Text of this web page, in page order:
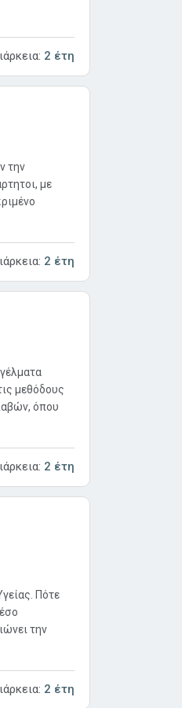
2 έτη
την
με
2 έτη
μεθόδους
όπου
2 έτη
Πότε
την
2 έτη